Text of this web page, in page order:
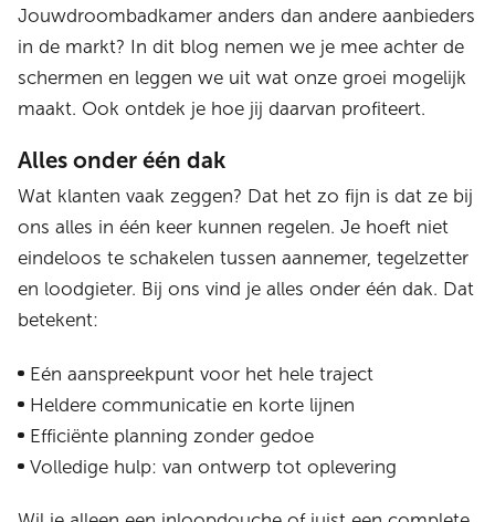
Jouwdroombadkamer anders dan andere aanbieders
in de markt? In dit blog nemen we je mee achter de
schermen en leggen we uit wat onze groei mogelijk
maakt. Ook ontdek je hoe jij daarvan profiteert.
Alles onder één dak
Wat klanten vaak zeggen? Dat het zo fijn is dat ze bij
ons alles in één keer kunnen regelen. Je hoeft niet
eindeloos te schakelen tussen aannemer, tegelzetter
en loodgieter. Bij ons vind je alles onder één dak. Dat
betekent:
Eén aanspreekpunt voor het hele traject
Heldere communicatie en korte lijnen
Efficiënte planning zonder gedoe
Volledige hulp: van ontwerp tot oplevering